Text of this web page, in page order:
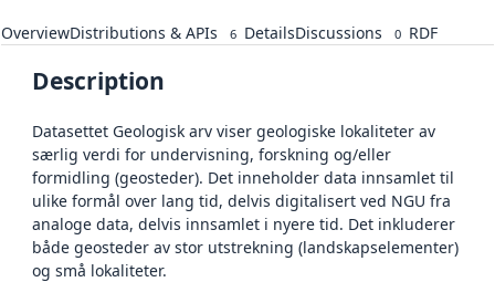
OverviewDistributions & APIs 6 DetailsDiscussions 0 RDF
Description
Datasettet Geologisk arv viser geologiske lokaliteter av
særlig verdi for undervisning, forskning og/eller
formidling (geosteder). Det inneholder data innsamlet til
ulike formål over lang tid, delvis digitalisert ved NGU fra
analoge data, delvis innsamlet i nyere tid. Det inkluderer
både geosteder av stor utstrekning (landskapselementer)
og små lokaliteter.